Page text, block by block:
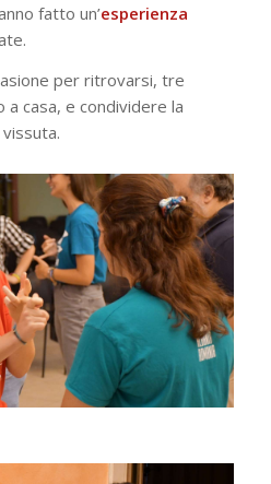
fatto un’esperienza
per ritrovarsi, tre
casa, e condividere la